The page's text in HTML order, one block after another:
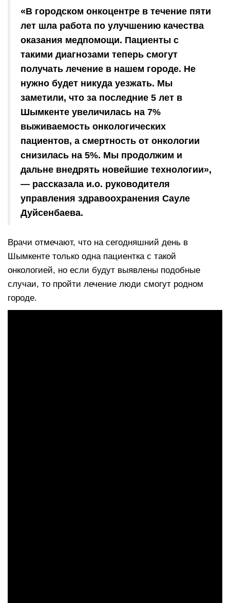
«В городском онкоцентре в течение пяти
лет шла работа по улучшению качества
оказания медпомощи. Пациенты с
такими диагнозами теперь смогут
получать лечение в нашем городе. Не
нужно будет никуда уезжать. Мы
заметили, что за последние 5 лет в
Шымкенте увеличилась на 7%
выживаемость онкологических
пациентов, а смертность от онкологии
снизилась на 5%. Мы продолжим и
дальне внедрять новейшие технологии»,
— рассказала и.о. руководителя
управления здравоохранения Сауле
Дуйсенбаева.
Врачи отмечают, что на сегодняшний день в
Шымкенте только одна пациентка с такой
онкологией, но если будут выявлены подобные
случаи, то пройти лечение люди смогут родном
городе.